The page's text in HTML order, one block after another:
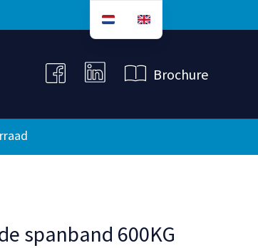
Brochure
spanband 600KG